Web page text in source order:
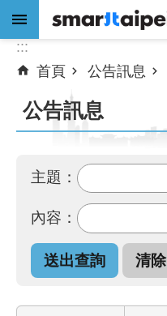
跳到主要內容區塊
進
搜
尋
公
告
訊
關
:::
首頁
公告訊息
公告訊息
主題：
內容：